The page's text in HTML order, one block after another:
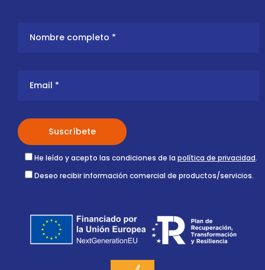
He leído y acepto las condiciones de la política de privacidad.
Deseo recibir información comercial de productos/servicios.